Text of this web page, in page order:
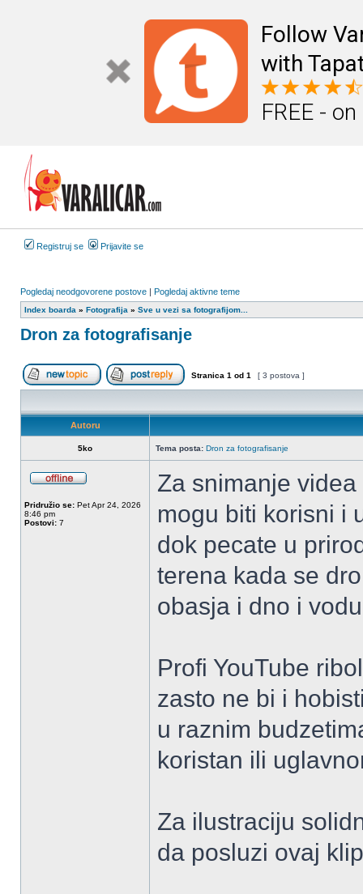
Follow
with
FREE -
Registruj se Prijavite se
Pogledaj neodgovorene postove | Pogledaj aktivne teme
Index boarda » Fotografija » Sve u vezi sa fotografijom...
Dron za fotografisanje
Započni novu temu Odgovori na temu
Stranica 1 od 1 [ 3 postova ]
Autoru
5ko Tema posta: Dron za fotografisanje
Pridružio se: Pet Apr 24, 2026
8:46 pm
Postovi: 7
Za snimanje
mogu biti korisni i
dok pecate u
terena kada se
obasja i dno i
Profi YouTube
zasto ne bi i
u raznim
koristan ili
Za ilustraciju
da posluzi ovaj